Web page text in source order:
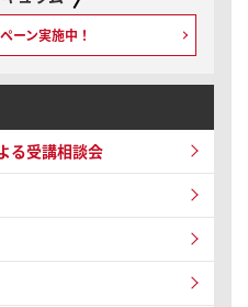
ーン実施中！
る受講相談会